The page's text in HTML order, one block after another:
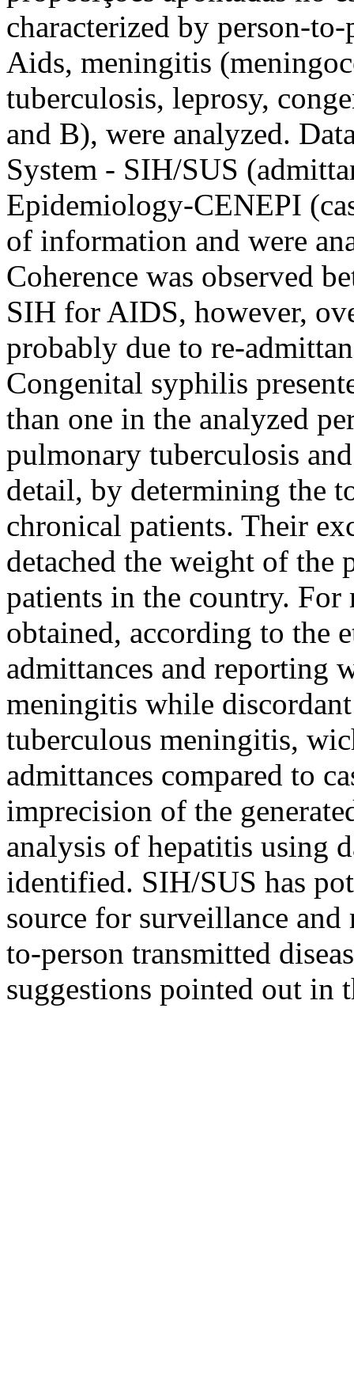
characterized by person-
Aids, meningitis
tuberculosis, leprosy,
and B), were analyzed.
System - SIH/SUS
Epidemiology-CENEPI
of information and were
Coherence was observed
SIH for AIDS, however,
probably due to re-
Congenital syphilis
than one in the analyzed
pulmonary tuberculosis
detail, by determining the
chronical patients. Their
detached the weight of the
patients in the country.
obtained, according to the
admittances and reporting
meningitis while
tuberculous meningitis,
admittances compared to
imprecision of the
analysis of hepatitis using
identified. SIH/SUS has
source for surveillance
to-person transmitted
suggestions pointed out in